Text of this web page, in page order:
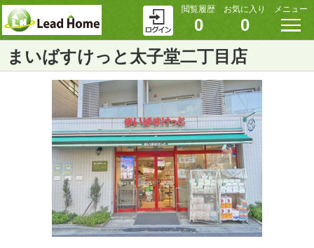
閲覧履歴
0
お気に入り
0
メニュー
まいばすけっと太子堂二丁目店